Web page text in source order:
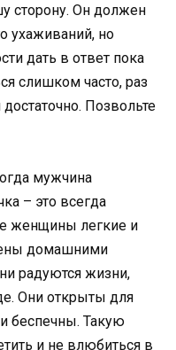
сторону. Он должен
ухаживаний, но
дать в ответ пока
слишком часто, раз
Позвольте
мужчина
– это всегда
женщины легкие и
домашними
радуются жизни,
Они открыты для
беспечны. Такую
и не влюбиться в